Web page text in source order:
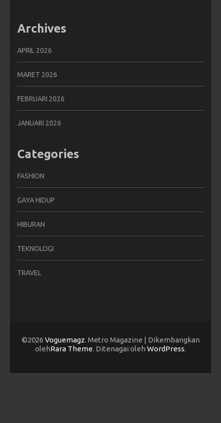
Archives
APRIL 2026
MARET 2026
FEBRUARI 2026
JANUARI 2026
Categories
FASHION
GAYA HIDUP
HIBURAN
TEKNOLOGI
TRAVEL
©2026 Voguemagz. Metro Magazine | Dikembangkan
olehRara Theme. Ditenagai oleh WordPress.